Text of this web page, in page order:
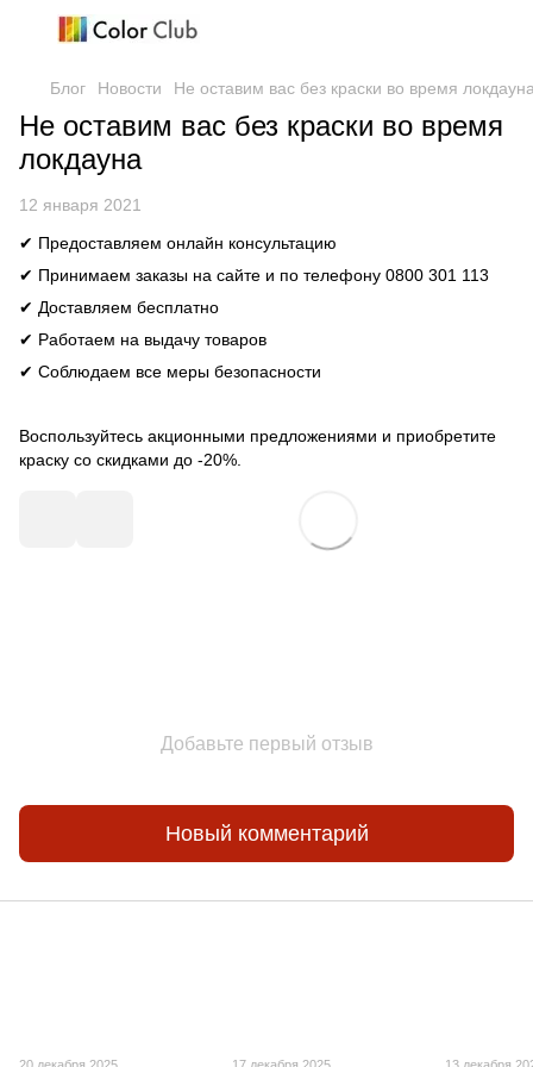
Блог Новости Не оставим вас без краски во время
Не оставим вас без краски во время
локдауна
12 января 2021
✔ Предоставляем онлайн консультацию
✔ Принимаем заказы на сайте и по телефону 0800 301 113
✔ Доставляем бесплатно
✔ Работаем на выдачу товаров
✔ Соблюдаем все меры безопасности
Воспользуйтесь акционными предложениями и приобретите
краску со скидками до -20%.
Добавьте первый отзыв
Новый комментарий